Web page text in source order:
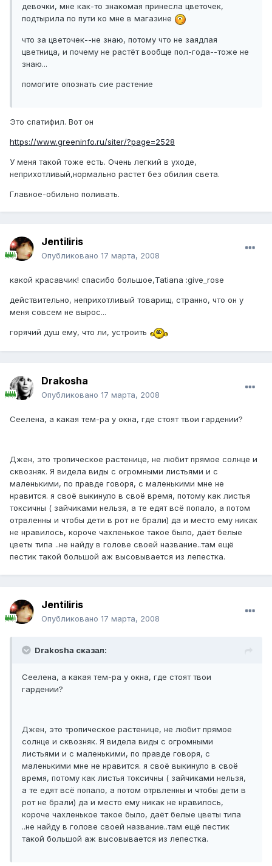
девочки, мне как-то знакомая принесла цветочек,
подтырила по пути ко мне в магазине
что за цветочек--не знаю, потому что не заядлая
цветница, и почему не растёт вообще пол-года--тоже не
знаю...
помогите опознать сие растение
Это спатифил. Вот он
https://www.greeninfo.ru/siter/?page=2528
У меня такой тоже есть. Очень легкий в уходе,
неприхотливый,нормально растет без обилия света.
Главное-обильно поливать.
Jentiliris
Опубликовано 17 марта, 2008
какой красавчик! спасибо большое,Tatiana :give_rose
действительно, неприхотливый товарищ, странно, что он у
меня совсем не вырос...
горячий душ ему, что ли, устроить
Drakosha
Опубликовано 17 марта, 2008
Сеелена, а какая тем-ра у окна, где стоят твои гардении?
Джен, это тропическое растенице, не любит прямое солнце и
сквозняк. Я видела виды с огромными листьями и с
маленькими, по правде говоря, с маленькими мне не
нравится. я своё выкинуло в своё время, потому как листья
токсичны ( зайчиками нельзя, а те едят всё попало, а потом
отрвленны и чтобы дети в рот не брали) да и место ему никак
не нравилось, короче чахленькое такое было, даёт белые
цветы типа ..не найду в голове своей название..там ещё
пестик такой большой аж высовывается из лепестка.
Jentiliris
Опубликовано 17 марта, 2008
Drakosha сказал:
Сеелена, а какая тем-ра у окна, где стоят твои
гардении?
Джен, это тропическое растенице, не любит прямое
солнце и сквозняк. Я видела виды с огромными
листьями и с маленькими, по правде говоря, с
маленькими мне не нравится. я своё выкинуло в своё
время, потому как листья токсичны ( зайчиками нельзя,
а те едят всё попало, а потом отрвленны и чтобы дети в
рот не брали) да и место ему никак не нравилось,
короче чахленькое такое было, даёт белые цветы типа
..не найду в голове своей название..там ещё пестик
такой большой аж высовывается из лепестка.